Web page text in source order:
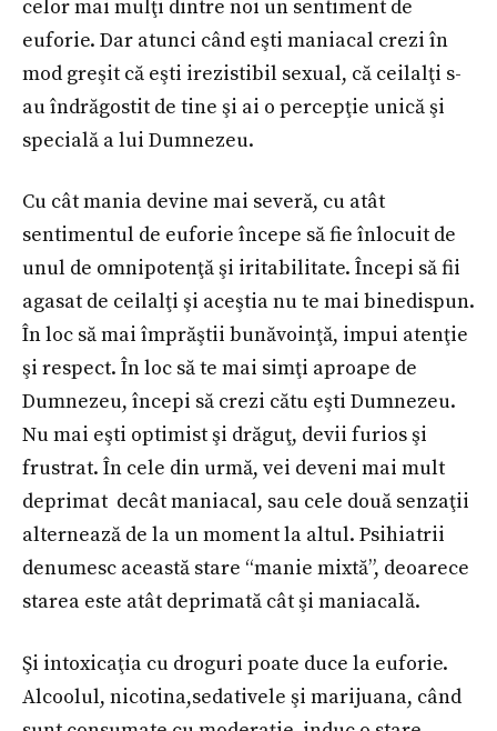
celor mai mulţi dintre noi un sentiment de
euforie. Dar atunci când eşti maniacal crezi în
mod greşit că eşti irezistibil sexual, că ceilalţi s-
au îndrăgostit de tine şi ai o percepţie unică şi
specială a lui Dumnezeu.
Cu cât mania devine mai severă, cu atât
sentimentul de euforie începe să fie înlocuit de
unul de omnipotenţă şi iritabilitate. Începi să fii
agasat de ceilalţi şi aceştia nu te mai binedispun.
În loc să mai împrăştii bunăvoinţă, impui atenţie
şi respect. În loc să te mai simţi aproape de
Dumnezeu, începi să crezi cătu eşti Dumnezeu.
Nu mai eşti optimist şi drăguţ, devii furios şi
frustrat. În cele din urmă, vei deveni mai mult
deprimat decât maniacal, sau cele două senzaţii
alternează de la un moment la altul. Psihiatrii
denumesc această stare “manie mixtă”, deoarece
starea este atât deprimată cât şi maniacală.
Şi intoxicaţia cu droguri poate duce la euforie.
Alcoolul, nicotina,sedativele şi marijuana, când